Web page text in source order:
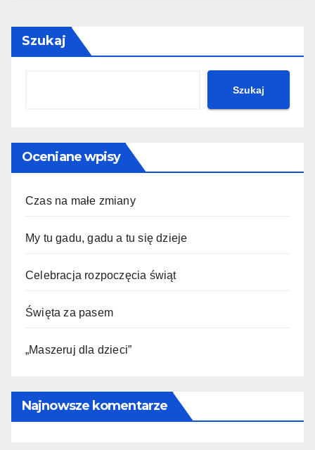
Szukaj
Szukaj
Oceniane wpisy
Czas na małe zmiany
My tu gadu, gadu a tu się dzieje
Celebracja rozpoczęcia świąt
Święta za pasem
„Maszeruj dla dzieci”
Najnowsze komentarze